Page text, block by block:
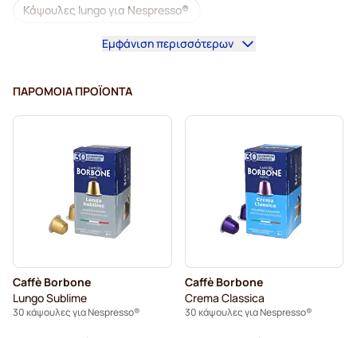
Κάψουλες lungo για Nespresso®
Κάψουλες καφέ illy για Nespresso®
Αξεσουάρ για Nespresso®
Συνοδευτικά καφέ για Nespresso®
Αφαλάτωση και φροντίδα για Nespresso®
Κάψουλες καφέ L'OR για Nespresso®
Κάψουλες καφέ Café René για Nespresso®
Εμφάνιση περισσότερων
ΠΑΡΌΜΟΙΑ ΠΡΟΪΌΝΤΑ
Caffè Borbone
Lungo Sublime
30 κάψουλες για Nespresso®
Caffè Borbone
Crema Classica
30 κάψουλες για Nespresso®